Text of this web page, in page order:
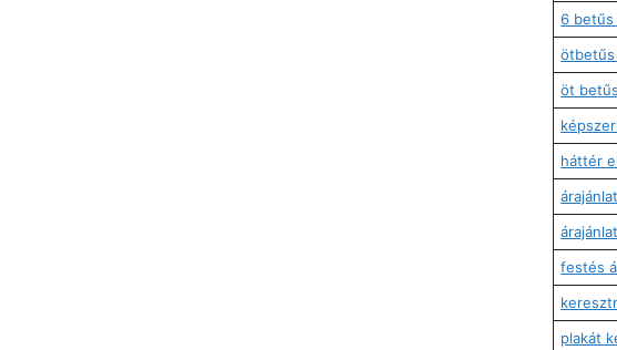
6 betűs
ötbetűs
öt
háttér
árajánlat
festés
plakát